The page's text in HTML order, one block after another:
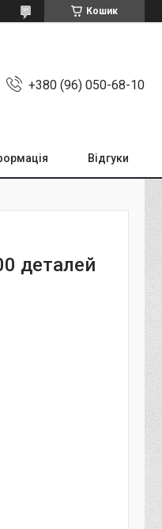
Кошик
+380 (96) 050-68-10
Відгуки
деталей